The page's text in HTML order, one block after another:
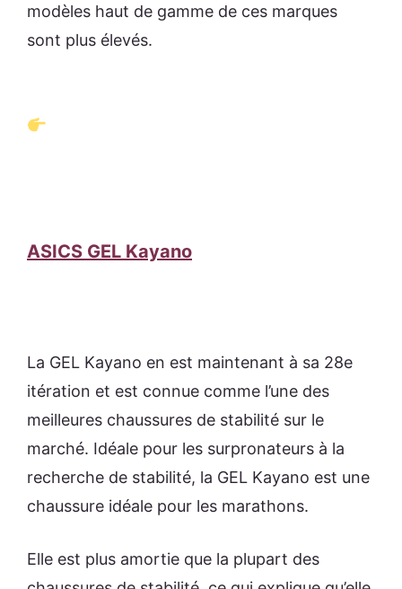
modèles haut de gamme de ces marques
sont plus élevés.
ASICS GEL Kayano
La GEL Kayano en est maintenant à sa 28e
itération et est connue comme l’une des
meilleures chaussures de stabilité sur le
marché. Idéale pour les surpronateurs à la
recherche de stabilité, la GEL Kayano est une
chaussure idéale pour les marathons.
Elle est plus amortie que la plupart des